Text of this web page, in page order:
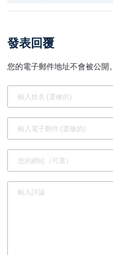
增強
發表回覆
您的電子郵件地址不會被公開。